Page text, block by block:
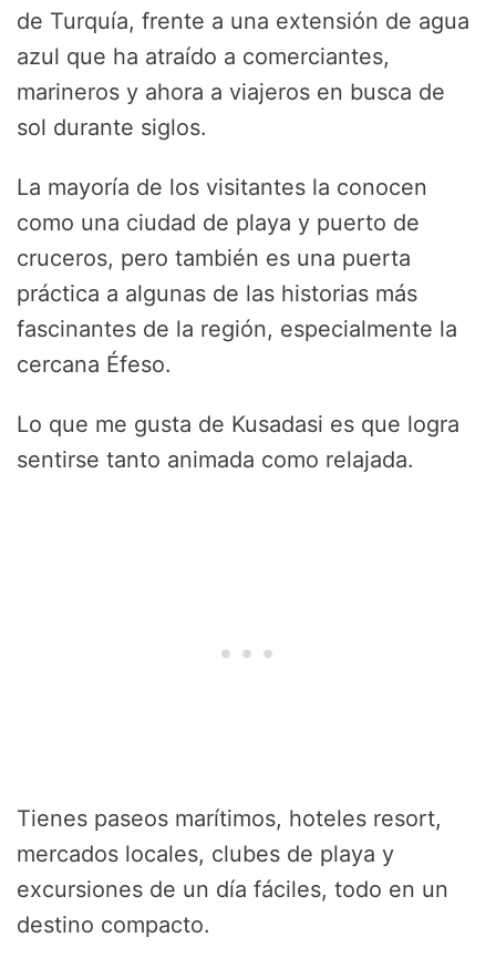
de Turquía, frente a una extensión de agua
azul que ha atraído a comerciantes,
marineros y ahora a viajeros en busca de
sol durante siglos.
La mayoría de los visitantes la conocen
como una ciudad de playa y puerto de
cruceros, pero también es una puerta
práctica a algunas de las historias más
fascinantes de la región, especialmente la
cercana Éfeso.
Lo que me gusta de Kusadasi es que logra
sentirse tanto animada como relajada.
Tienes paseos marítimos, hoteles resort,
mercados locales, clubes de playa y
excursiones de un día fáciles, todo en un
destino compacto.